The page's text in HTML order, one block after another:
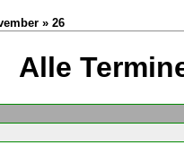
» 26
Alle